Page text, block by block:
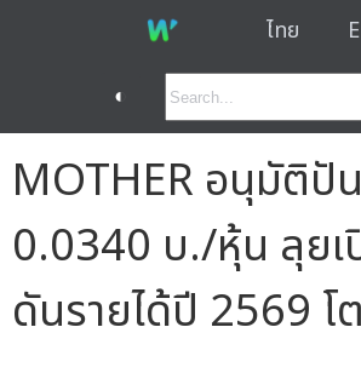
ไทย
◐
MOTHER อนุมัติปั
0.0340 บ./หุ้น ลุยเ
ดันรายได้ปี 2569